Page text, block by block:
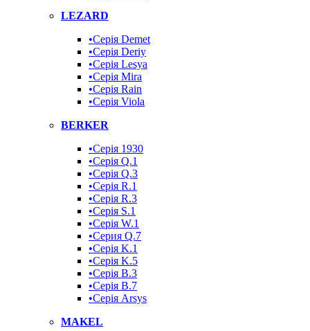
LEZARD
•Серія Demet
•Серія Deriy
•Серія Lesya
•Серія Mira
•Серія Rain
•Серія Viola
BERKER
•Серія 1930
•Серія Q.1
•Серія Q.3
•Серія R.1
•Серія R.3
•Серія S.1
•Серія W.1
•Серия Q.7
•Серія K.1
•Серія K.5
•Серія B.3
•Серія B.7
•Серія Arsys
MAKEL